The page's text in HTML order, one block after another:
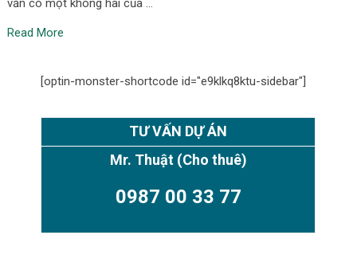
văn có một không hai của …
Read More
[optin-monster-shortcode id="e9klkq8ktu-sidebar"]
TƯ VẤN DỰ ÁN
Mr. Thuật (Cho thuê)
0987 00 33 77